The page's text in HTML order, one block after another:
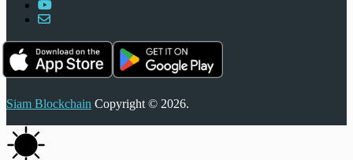
Siam Blockchain Copyright © 2026.